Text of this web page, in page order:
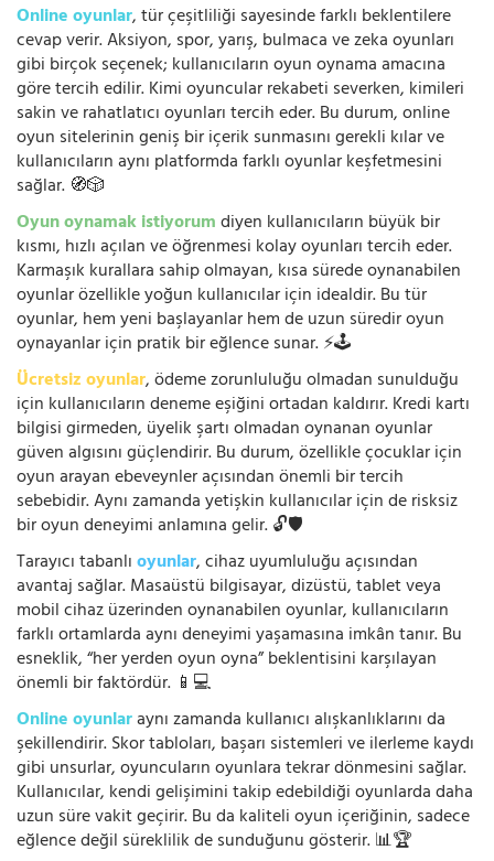
Online oyunlar, tür çeşitliliği sayesinde farklı beklentilere
cevap verir. Aksiyon, spor, yarış, bulmaca ve zeka oyunları
gibi birçok seçenek; kullanıcıların oyun oynama amacına
göre tercih edilir. Kimi oyuncular rekabeti severken, kimileri
sakin ve rahatlatıcı oyunları tercih eder. Bu durum, online
oyun sitelerinin geniş bir içerik sunmasını gerekli kılar ve
kullanıcıların aynı platformda farklı oyunlar keşfetmesini
sağlar. 🧭🎲
Oyun oynamak istiyorumdiyen kullanıcıların büyük bir
kısmı, hızlı açılan ve öğrenmesi kolay oyunları tercih eder.
Karmaşık kurallara sahip olmayan, kısa sürede oynanabilen
oyunlar özellikle yoğun kullanıcılar için idealdir. Bu tür
oyunlar, hem yeni başlayanlar hem de uzun süredir oyun
oynayanlar için pratik bir eğlence sunar. ⚡🕹️
Ücretsiz oyunlar, ödeme zorunluluğu olmadan sunulduğu
için kullanıcıların deneme eşiğini ortadan kaldırır. Kredi kartı
bilgisi girmeden, üyelik şartı olmadan oynanan oyunlar
güven algısını güçlendirir. Bu durum, özellikle çocuklar için
oyun arayan ebeveynler açısından önemli bir tercih
sebebidir. Aynı zamanda yetişkin kullanıcılar için de risksiz
bir oyun deneyimi anlamına gelir. 🔓🛡️
Tarayıcı tabanlıoyunlar, cihaz uyumluluğu açısından
avantaj sağlar. Masaüstü bilgisayar, dizüstü, tablet veya
mobil cihaz üzerinden oynanabilen oyunlar, kullanıcıların
farklı ortamlarda aynı deneyimi yaşamasına imkân tanır. Bu
esneklik, “her yerden oyun oyna” beklentisini karşılayan
önemli bir faktördür. 📱💻
Online oyunlaraynı zamanda kullanıcı alışkanlıklarını da
şekillendirir. Skor tabloları, başarı sistemleri ve ilerleme kaydı
gibi unsurlar, oyuncuların oyunlara tekrar dönmesini sağlar.
Kullanıcılar, kendi gelişimini takip edebildiği oyunlarda daha
uzun süre vakit geçirir. Bu da kaliteli oyun içeriğinin, sadece
eğlence değil süreklilik de sunduğunu gösterir. 📊🏆